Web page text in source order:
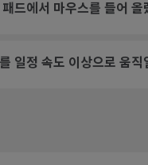
드에서 마우스를 들어
일정 속도 이상으로 움